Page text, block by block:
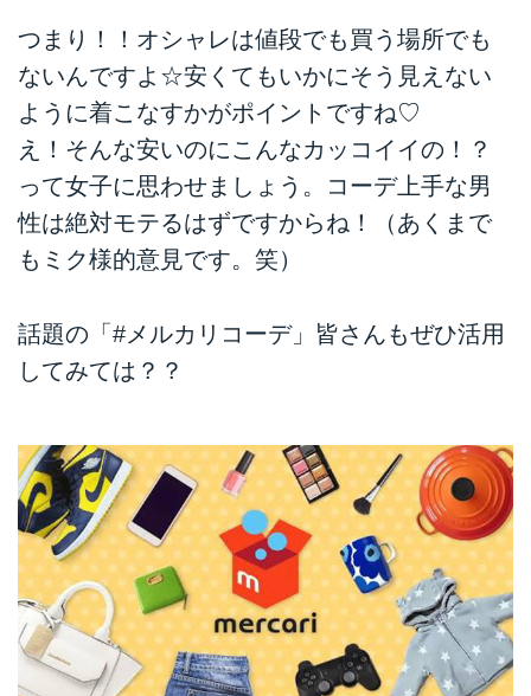
つまり！！オシャレは値段でも買う場所でも
ないんですよ☆安くてもいかにそう見えない
ように着こなすかがポイントですね♡
え！そんな安いのにこんなカッコイイの！？
って女子に思わせましょう。コーデ上手な男
性は絶対モテるはずですからね！（あくまで
もミク様的意見です。笑）
話題の「#メルカリコーデ」皆さんもぜひ活用
してみては？？